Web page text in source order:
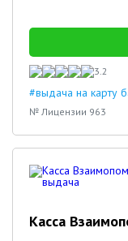
3.2
#выдача на карту
№ Лицензии 963
Касса